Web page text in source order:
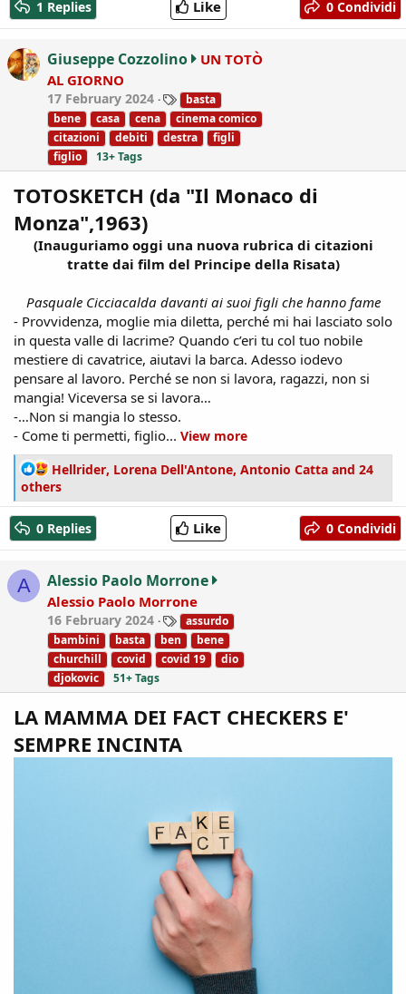
t
i
o
n
s
:
1 Replies Like 0 Condividi
Giuseppe Cozzolino
UN TOTÒ
AL GIORNO
17 February 2024
T
a
g
s
basta
bene
casa cena
cinema comico
citazioni
debiti destra
figli
figlio
13+ Tags
TOTOSKETCH (da "Il Monaco di
Monza",1963)
(Inauguriamo oggi una nuova rubrica di citazioni
tratte dai film del Principe della Risata)
Pasquale Cicciacalda davanti ai suoi figli che hanno fame
- Provvidenza, moglie mia diletta, perché mi hai lasciato solo
in questa valle di lacrime? Quando c’eri tu col tuo nobile
mestiere di cavatrice, aiutavi la barca. Adesso iodevo
pensare al lavoro. Perché se non si lavora, ragazzi, non si
mangia! Viceversa se si lavora…
-…Non si mangia lo stesso.
- Come ti permetti, figlio... View more
R
e
a
c
t
i
o
n
s
:
Hellrider, Lorena Dell'Antone, Antonio Catta and 24
others
0 Replies Like 0 Condividi
A Alessio Paolo Morrone
Alessio Paolo Morrone
16 February 2024
T
a
g
s
assurdo
bambini
basta ben
bene
churchill
covid covid 19
dio
djokovic
51+ Tags
LA MAMMA DEI FACT CHECKERS E'
SEMPRE INCINTA